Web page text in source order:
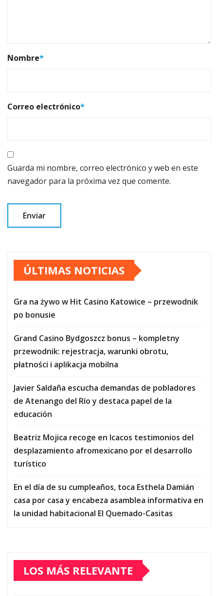
Nombre*
Correo electrónico*
Guarda mi nombre, correo electrónico y web en este
navegador para la próxima vez que comente.
ÚLTIMAS NOTICIAS
Gra na żywo w Hit Casino Katowice – przewodnik
po bonusie
Grand Casino Bydgoszcz bonus – kompletny
przewodnik: rejestracja, warunki obrotu,
płatności i aplikacja mobilna
Javier Saldaña escucha demandas de pobladores
de Atenango del Río y destaca papel de la
educación
Beatriz Mojica recoge en Icacos testimonios del
desplazamiento afromexicano por el desarrollo
turístico
En el día de su cumpleaños, toca Esthela Damián
casa por casa y encabeza asamblea informativa en
la unidad habitacional El Quemado-Casitas
LOS MÁS RELEVANTE